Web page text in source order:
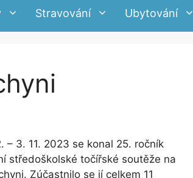
Stravování Ubytování
– 3. 11. 2023 se konal 25. ročník
středoškolské točířské soutěže na
Zúčastnilo se jí celkem 11